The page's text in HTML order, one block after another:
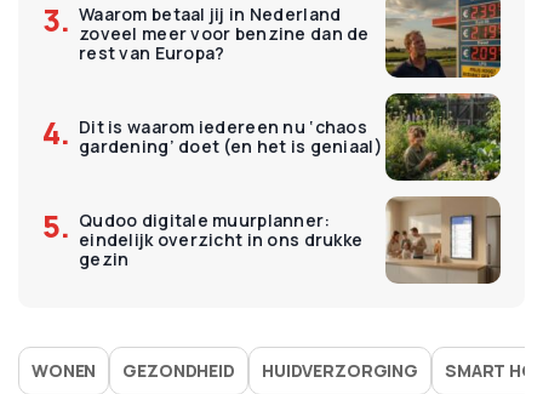
Waarom betaal jij in Nederland
zoveel meer voor benzine dan de
rest van Europa?
Dit is waarom iedereen nu ‘chaos
gardening’ doet (en het is geniaal)
Qudoo digitale muurplanner:
eindelijk overzicht in ons drukke
gezin
WONEN GEZONDHEID HUIDVERZORGING SMART